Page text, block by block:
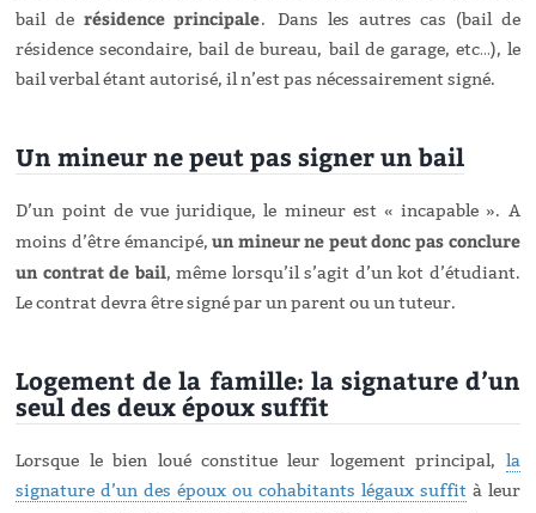
bail de résidence principale. Dans les autres cas (bail de
résidence secondaire, bail de bureau, bail de garage, etc…), le
bail verbal étant autorisé, il n’est pas nécessairement signé.
Un mineur ne peut pas signer un bail
D’un point de vue juridique, le mineur est « incapable ». A
moins d’être émancipé,un mineur ne peut donc pas conclure
un contrat de bail, même lorsqu’il s’agit d’un kot d’étudiant.
Le contrat devra être signé par un parent ou un tuteur.
Logement de la famille: la signature d’un
seul des deux époux suffit
Lorsque le bien loué constitue leur logement principal, la
signature d’un des époux ou cohabitants légaux suffit à leur